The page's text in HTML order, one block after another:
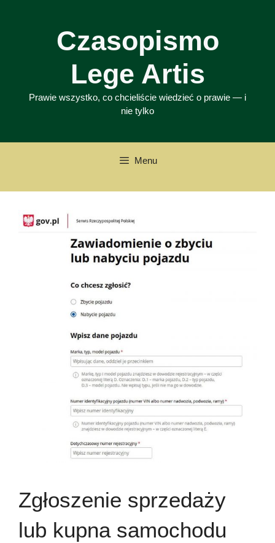
Czasopismo
Lege Artis
Prawie wszystko, co chcieliście wiedzieć o prawie — i
nie tylko
Menu
Zgłoszenie sprzedaży
lub kupna samochodu